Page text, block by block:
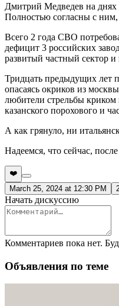
Дмитрий Медведев на днях
Полностью согласны с
Всего 2 года СВО
дефицит 3 российских
развитый частный сектор
Тридцать предыдущих лет
опасаясь окриков из
любители стрельбы
казанского порохового и
А как грянуло, ни
Надеемся, что сейчас,
❤️
March 25, 2024 at 12:30 PM
Начать дискуссию
Комментариев пока нет.
Объявления по теме